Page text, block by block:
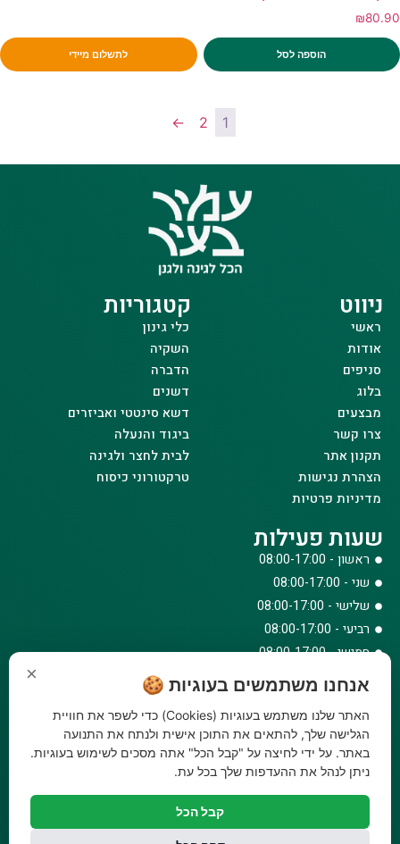
₪80.90
הוספה לסל לתשלום מיידי
1
2
←
ניווט
ראשי
אודות
סניפים
בלוג
מבצעים
צרו קשר
תקנון אתר
הצהרת נגישות
מדיניות פרטיות
קטגוריות
כלי גינון
השקיה
הדברה
דשנים
דשא סינטטי ואביזרים
ביגוד והנעלה
לבית לחצר ולגינה
טרקטורוני כיסוח
שעות פעילות
ראשון - 08:00-17:00
שני - 08:00-17:00
שלישי - 08:00-17:00
רביעי - 08:00-17:00
חמישי - 08:00-17:00
צרו קשר
073-779-6243
וואטסאפ
amirbair@amir-agricul.co.il
× אנחנו משתמשים בעוגיות 🍪
האתר שלנו משתמש בעוגיות (Cookies) כדי לשפר את חוויית
הגלישה שלך, להתאים את התוכן אישית ולנתח את התנועה
באתר. על ידי לחיצה על "קבל הכל" אתה מסכים לשימוש בעוגיות.
ניתן לנהל את ההעדפות שלך בכל עת.
קבל הכל